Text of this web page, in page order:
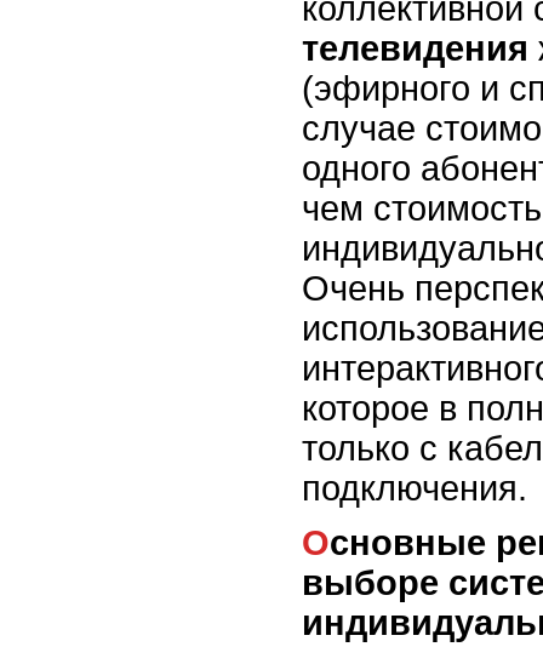
коллективной
телевидения
(эфирного и
случае
одного
чем
Очень
которое в
только с
подключения.
Основные рекомендации при
выборе